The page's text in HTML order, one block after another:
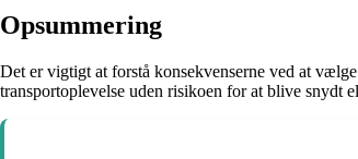
Opsummering
Det er vigtigt at forstå konsekvenserne ved at
transportoplevelse uden risikoen for at blive snydt